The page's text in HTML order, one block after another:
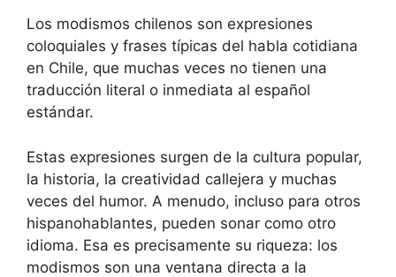
Los modismos chilenos son expresiones
coloquiales y frases típicas del habla cotidiana
en Chile, que muchas veces no tienen una
traducción literal o inmediata al español
estándar.
Estas expresiones surgen de la cultura popular,
la historia, la creatividad callejera y muchas
veces del humor. A menudo, incluso para otros
hispanohablantes, pueden sonar como otro
idioma. Esa es precisamente su riqueza: los
modismos son una ventana directa a la